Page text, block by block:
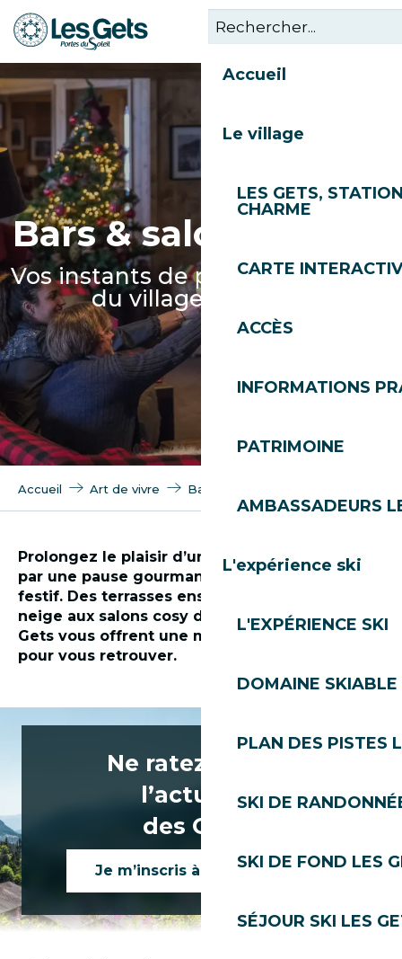
Aller
au
principal
Accueil
Le village
LES GETS,
CHARME
CARTE
ACCÈS
INFORMATIONS
PATRIMOINE
AMBASSADEURS
L'expérience ski
L'EXPÉRIENCE SKI
DOMAINE SKIABLE
PLAN DES PISTES
SKI DE
SKI DE FOND LES
SÉJOUR SKI LES
Bars & salons de thé
Vos instants de partage au coeur
du village des Gets
Accueil Art de vivre Bars & salons de thé
Prolongez le plaisir d’une journée en plein air
par une pause gourmande ou un moment
festif. Des terrasses ensoleillées du front de
neige aux salons cosy du centre-village, Les
Gets vous offrent une multitude d’ambiances
pour vous retrouver.
Bar le Barbylone
Bar Le Chinfrey
Bar Le Bowling
HOP - micro pub, maxi craft
Ne ratez rien de
l’actualité
des Gets !
Je m’inscris à la newsletter